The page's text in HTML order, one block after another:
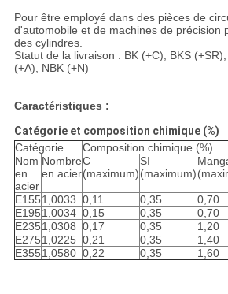
Pour être employé dans des pièces de
d'automobile et de machines de précision
des cylindres.
Statut de la livraison : BK (+C), BKS
(+A), NBK (+N)
Caractéristiques :
Catégorie et composition chimique (%)
Catégorie
Composition chimique (%)
Nom
en
acier
Nombre
en acier
C
(maximum)
SI
(maximum)
E1551,0033 0,11 0,35 0,70
E1951,0034 0,15 0,35 0,70
E2351,0308 0,17 0,35 1,20
E2751,0225 0,21 0,35 1,40
E3551,0580 0,22 0,35 1,60